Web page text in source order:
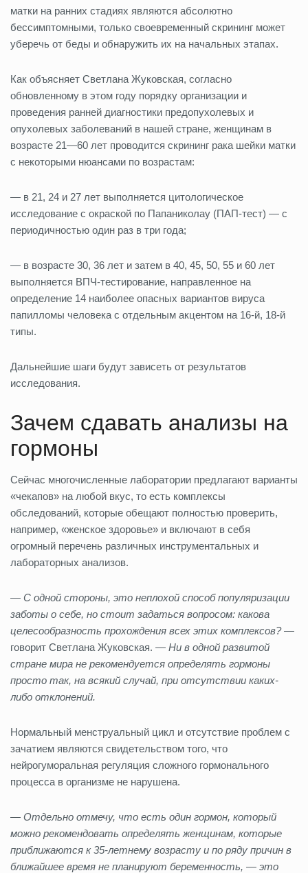
матки на ранних стадиях являются абсолютно
бессимптомными, только своевременный скрининг может
уберечь от беды и обнаружить их на начальных этапах.
Как объясняет Светлана Жуковская, согласно
обновленному в этом году порядку организации и
проведения ранней диагностики предопухолевых и
опухолевых заболеваний в нашей стране, женщинам в
возрасте 21—60 лет проводится скрининг рака шейки матки
с некоторыми нюансами по возрастам:
— в 21, 24 и 27 лет выполняется цитологическое
исследование с окраской по Папаниколау (ПАП-тест) — с
периодичностью один раз в три года;
— в возрасте 30, 36 лет и затем в 40, 45, 50, 55 и 60 лет
выполняется ВПЧ-тестирование, направленное на
определение 14 наиболее опасных вариантов вируса
папилломы человека с отдельным акцентом на 16-й, 18-й
типы.
Дальнейшие шаги будут зависеть от результатов
исследования.
Зачем сдавать анализы на
гормоны
Сейчас многочисленные лаборатории предлагают варианты
«чек­апов» на любой вкус, то есть комплексы
обследований, которые обещают полностью проверить,
например, «женское здоровье» и включают в себя
огромный перечень различных инструментальных и
лабораторных анализов.
— С одной стороны, это неплохой способ популяризации
заботы о себе, но стоит задаться вопросом: какова
целесообразность прохождения всех этих комплексов?—
говорит Светлана Жуковская. — Ни в одной развитой
стране мира не рекомендуется определять гормоны
просто так, на всякий случай, при отсутствии каких-
либо отклонений.
Нормальный менструальный цикл и отсутствие проблем с
зачатием являются свидетельством того, что
нейрогуморальная регуляция сложного гормонального
процесса в организме не нарушена.
— Отдельно отмечу, что есть один гормон, который
можно рекомендовать определять женщинам, которые
приближаются к 35-летнему возрасту и по ряду причин в
ближайшее время не планируют беременность, — это